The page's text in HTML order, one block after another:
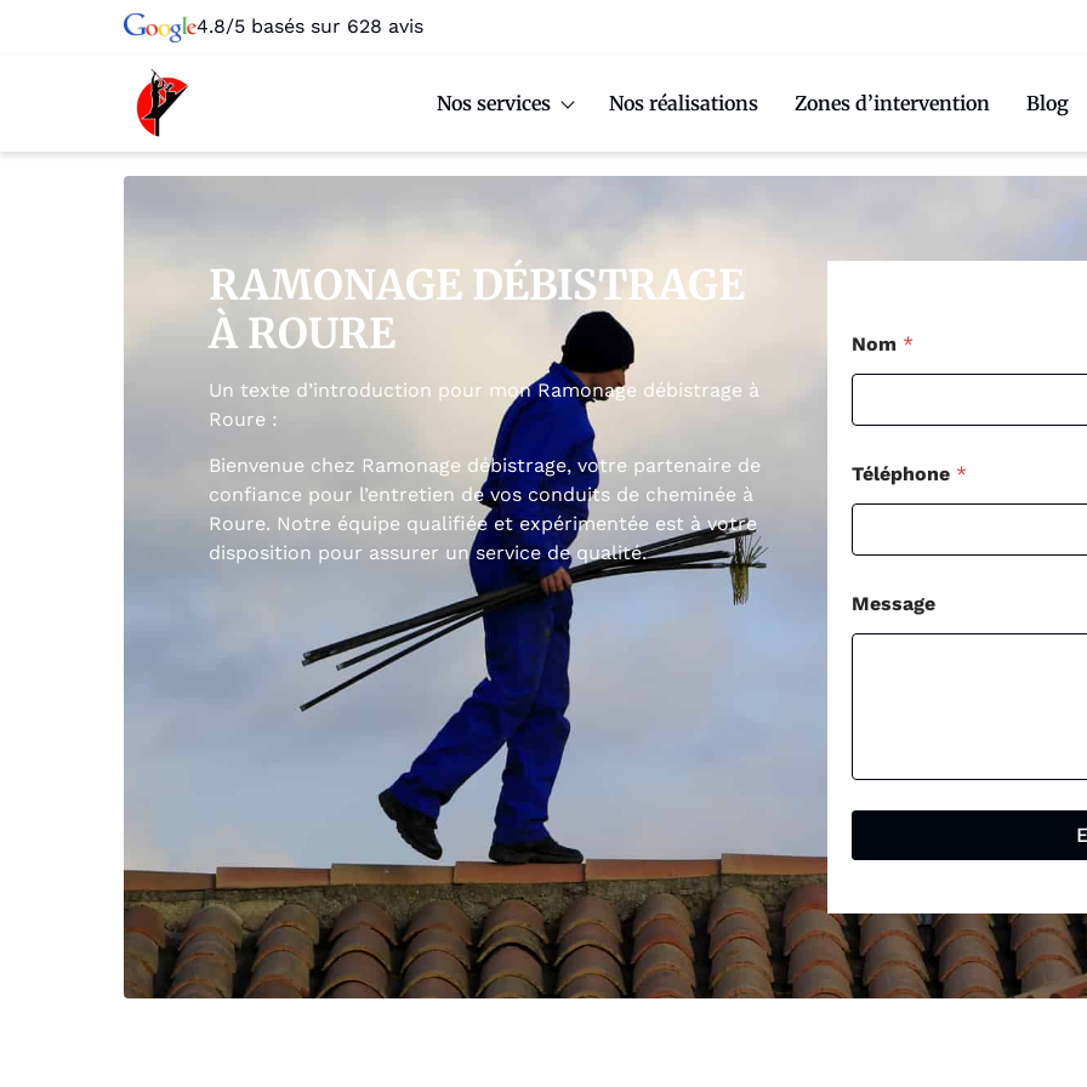
4.8/5 basés sur 628 avis
Nos services Nos réalisations Zones d’intervention Blog
RAMONAGE DÉBISTRAGE
À ROURE
Un texte d’introduction pour mon Ramonage débistrage à
Roure :
Bienvenue chez Ramonage débistrage, votre partenaire de
confiance pour l’entretien de vos conduits de cheminée à
Roure. Notre équipe qualifiée et expérimentée est à votre
disposition pour assurer un service de qualité.
Nom *
Téléphone *
Message